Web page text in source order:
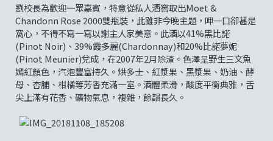
劉校長為歡迎一眾嘉賓，特意從私人酒窖取出Moet &
Chandonn Rose 2000雙瓶裝，此雖非今晚主題，呷一口卻甚是
窩心，不得不寫一寫以謝主人家美意。此酒以41%黑比諾
(Pinot Noir)、39%霞多麗(Chardonnay)和20%比諾夢妮
(Pinot Meunier)兌成，在2007年2月除渣。色澤呈野生三文魚
嫣紅顏色，汽泡豐富持久。烘多士、紅漿果、黑漿果、奶油、酵
母、杏脯、柑橘等芳香充滿一室。酒體柔滑，酸度平衡典雅，舌
尖上滿有花香、礦物氣息，複雜，餘韻長久。